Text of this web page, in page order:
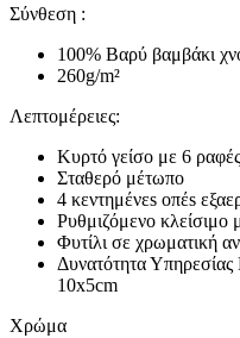
Σύνθεση :
100% Βαρύ βαμβάκι
260g/m²
Λεπτομέρειες:
Κυρτό γείσο με 6 ραφές
Σταθερό μέτωπο
4 κεντημένεs οπέs
Ρυθμιζόμενο κλείσιμο
Φυτίλι σε χρωματική
Δυνατότητα
10x5cm
Χρώμα